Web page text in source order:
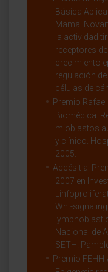
Básica
Mama.
la actividad
receptores
crecimiento
regulación
células de
Premio
Biomédica:
mioblastos
y clínico.
2005.
Accésit al
2007 en
Wnt-
Nacional de
SETH.
Premio